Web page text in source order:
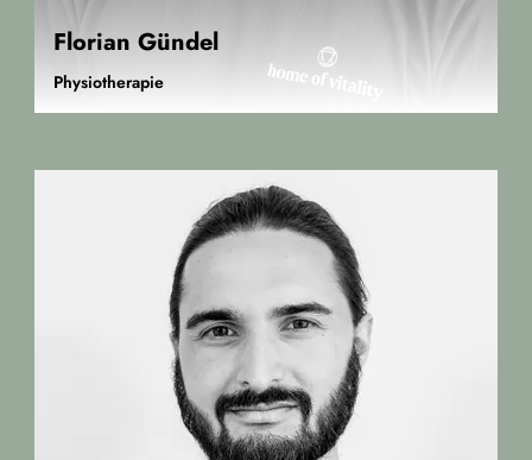
Florian Gündel
Physiotherapie